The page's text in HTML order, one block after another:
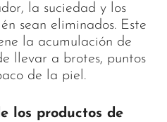
la suciedad y los
sean eliminados. Este
la acumulación de
llevar a brotes, puntos
de la piel.
los productos de